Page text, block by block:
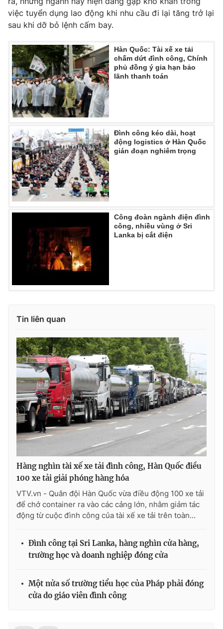
việc tuyển dụng lao động khi nhu cầu đi lại tăng trở lại
sau khi dỡ bỏ lệnh cấm bay.
Hàn Quốc: Tài xế xe tải
chấm dứt đình công, Chính
phủ đồng ý gia hạn bảo
lãnh thanh toán
Đình công kéo dài, hoạt
động logistics ở Hàn Quốc
gián đoạn nghiêm trọng
Công đoàn ngành điện đình
công, nhiều vùng ở Sri
Lanka bị cắt điện
Tin liên quan
Hàng nghìn tài xế xe tải đình công, Hàn Quốc điều
100 xe tải giải phóng hàng hóa
VTV.vn - Quân đội Hàn Quốc vừa điều động 100 xe tải
để chở container ra vào các cảng lớn, nhằm giảm tác
động từ cuộc đình công của tài xế xe tải trên toàn...
Đình công tại Sri Lanka, hàng nghìn cửa hàng,
trường học và doanh nghiệp đóng cửa
Một nửa số trường tiểu học của Pháp phải đóng
cửa do giáo viên đình công